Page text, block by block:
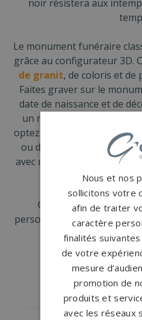
noir résistera aux
Le monument funéraire
grâce au configurateur 3D.
de granit, de coloris et de
Faites graver sur le
date de naissance et de
un motif (proposé par
optez pour un motif sur-
ou d’un dessin.
avec un ou plusieurs
jardinière,
Créez unetombe
personnalité et
NOS
Nous et nos
sollicitons votre
afin de traiter
caractère
finalités suivantes
de votre
mesure
promotion de
produits et
avec les réseaux